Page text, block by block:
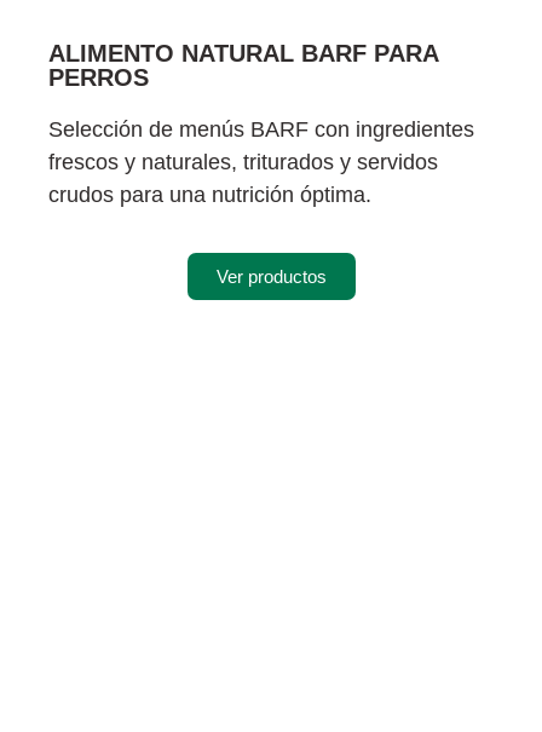
ALIMENTO NATURAL BARF PARA
PERROS
Selección de menús BARF con ingredientes
frescos y naturales, triturados y servidos
crudos para una nutrición óptima.
Ver productos